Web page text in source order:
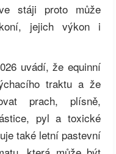
stáji proto může
jejich výkon i
uvádí, že equinní
traktu a že
prach, plísně,
pyl a toxické
také letní pastevní